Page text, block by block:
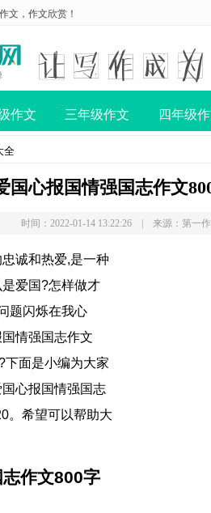
文 ， 作文欣赏 ！
作文 三年级作文 四年级
全
国心报国情强国志作文
时间：2022-01-14 13:22:26 | 来源：第一
诚和热爱,是一种
爱国?怎样做才
题闪烁在我心
情强国志作文
下面是小编为大家
心报国情强国志
。希望可以帮助大
作文800字